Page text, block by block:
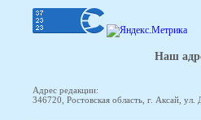
Наш
Адрес редакции:
346720, Ростовская область, г. Аксай,